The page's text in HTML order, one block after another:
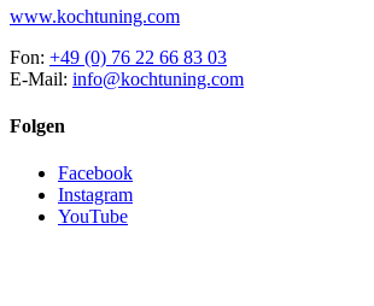
www.kochtuning.com
Fon: +49 (0) 76 22 66 83 03
E-Mail: info@kochtuning.com
Folgen
Facebook
Instagram
YouTube